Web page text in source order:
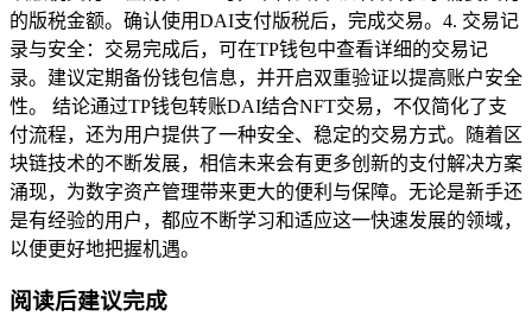
的版税金额。确认使用DAI支付版税后，完成交易。4. 交易记
录与安全：交易完成后，可在TP钱包中查看详细的交易记
录。建议定期备份钱包信息，并开启双重验证以提高账户安全
性。 结论通过TP钱包转账DAI结合NFT交易，不仅简化了支
付流程，还为用户提供了一种安全、稳定的交易方式。随着区
块链技术的不断发展，相信未来会有更多创新的支付解决方案
涌现，为数字资产管理带来更大的便利与保障。无论是新手还
是有经验的用户，都应不断学习和适应这一快速发展的领域，
以便更好地把握机遇。
阅读后建议完成